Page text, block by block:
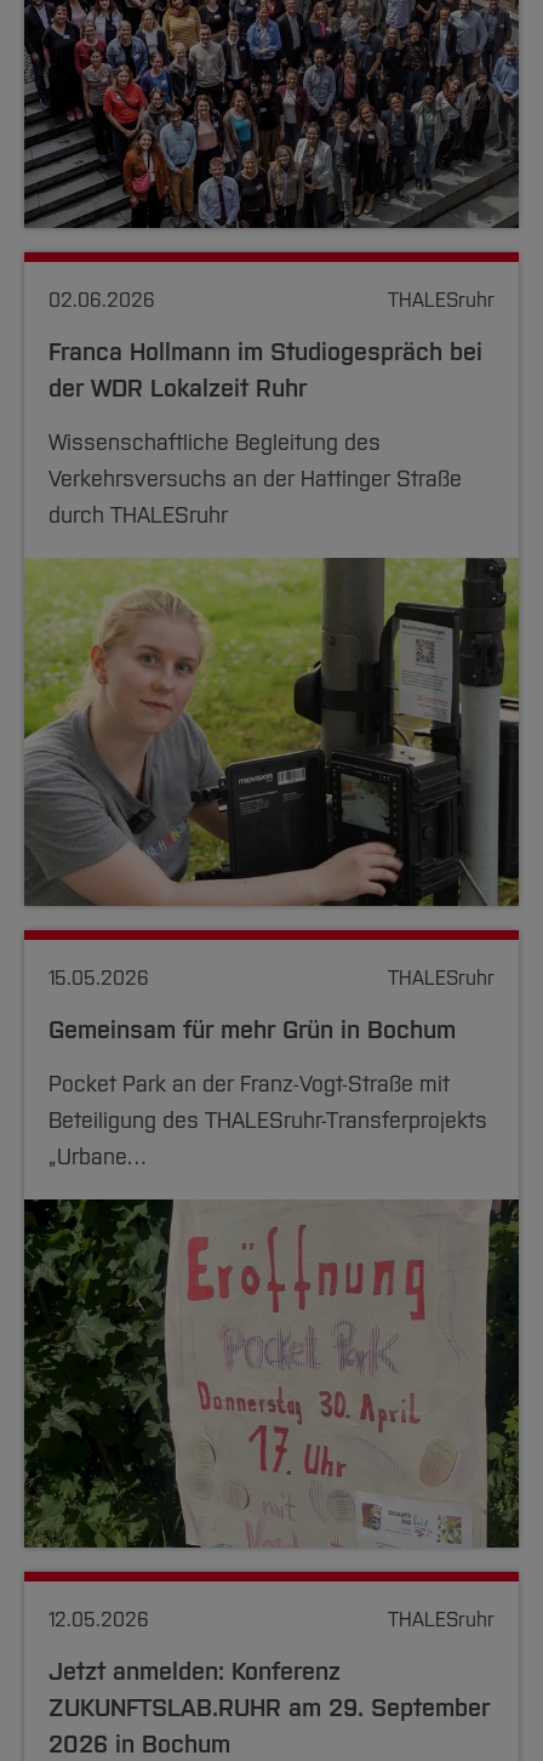
02.06.2026 THALESruhr
Franca Hollmann im Studiogespräch bei
der WDR Lokalzeit Ruhr
Wissenschaftliche Begleitung des
Verkehrsversuchs an der Hattinger Straße
durch THALESruhr
15.05.2026 THALESruhr
Gemeinsam für mehr Grün in Bochum
Pocket Park an der Franz-Vogt-Straße mit
Beteiligung des THALESruhr-Transferprojekts
„Urbane…
12.05.2026 THALESruhr
Jetzt anmelden: Konferenz
ZUKUNFTSLAB.RUHR am 29. September
2026 in Bochum